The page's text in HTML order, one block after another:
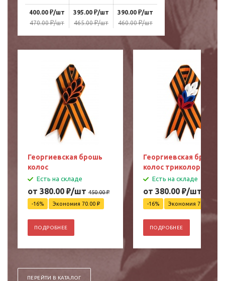
400.00 ₽/шт
470.00₽/шт
395.00 ₽/шт
465.00₽/шт
390.00 ₽/шт
460.00₽/шт
Георгиевская брошь
колос
Есть на складе
от 380.00 ₽/шт 450.00₽
-16%
Экономия 70.00 ₽
ПОДРОБНЕЕ
Георгиевская брошь
колос триколор
Есть на складе
от 380.00 ₽/шт
-16%
Экономия 70.00
ПОДРОБНЕЕ
ПЕРЕЙТИ В КАТАЛОГ